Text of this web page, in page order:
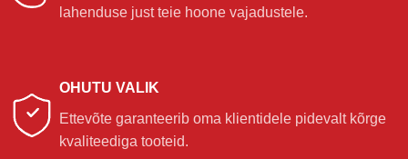
lahenduse just teie hoone vajadustele.
OHUTU VALIK
Ettevõte garanteerib oma klientidele pidevalt kõrge
kvaliteediga tooteid.